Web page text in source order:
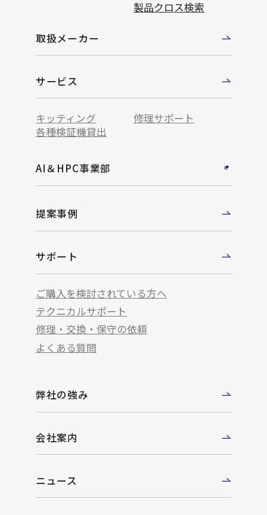
製品クロス検索
取扱メーカー
サービス
キッティング
修理サポート
各種検証機貸出
AI＆HPC事業部
提案事例
サポート
ご購入を検討されている方へ
テクニカルサポート
修理・交換・保守の依頼
よくある質問
弊社の強み
会社案内
ニュース